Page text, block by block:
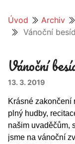
Úvod Archiv
Vánoční
Vánoční
13. 3. 2019
Krásné zakončení
plný hudby,
našim uvaděčům,
jsme na vánoční